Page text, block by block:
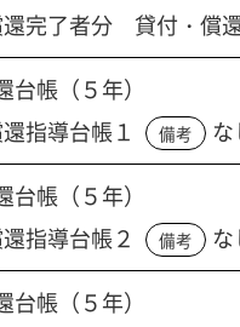
完了者分 貸付・償
帳（５年）
指導台帳１ 備考
な
帳（５年）
指導台帳２ 備考
な
帳（５年）